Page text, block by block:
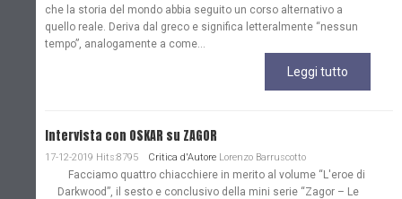
che la storia del mondo abbia seguito un corso alternativo a
quello reale. Deriva dal greco e significa letteralmente “nessun
tempo”, analogamente a come...
Leggi tutto
Intervista con OSKAR su ZAGOR
17-12-2019 Hits:8795 Critica d'Autore Lorenzo Barruscotto
Facciamo quattro chiacchiere in merito al volume “L'eroe di
Darkwood”, il sesto e conclusivo della mini serie “Zagor – Le